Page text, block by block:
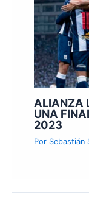
ALIANZA
UNA
2023
Por Sebastián